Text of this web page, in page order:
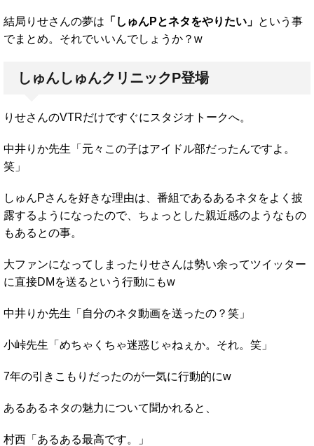
結局りせさんの夢は 「しゅんPとネタをやりたい」 という事
でまとめ。それでいいんでしょうか？w
しゅんしゅんクリニックP登場
りせさんのVTRだけですぐにスタジオトークへ。
中井りか先生「元々この子はアイドル部だったんですよ。
笑」
しゅんPさんを好きな理由は、番組であるあるネタをよく披
露するようになったので、ちょっとした親近感のようなもの
もあるとの事。
大ファンになってしまったりせさんは勢い余ってツイッター
に直接DMを送るという行動にもw
中井りか先生「自分のネタ動画を送ったの？笑」
小峠先生「めちゃくちゃ迷惑じゃねぇか。それ。笑」
7年の引きこもりだったのが一気に行動的にw
あるあるネタの魅力について聞かれると、
村西「あるある最高です。」